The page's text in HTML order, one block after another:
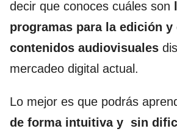
decir que conoces cuáles son
programas para la edición y
contenidos audiovisuales
mercadeo digital actual.
Lo mejor es que podrás
de forma intuitiva y sin